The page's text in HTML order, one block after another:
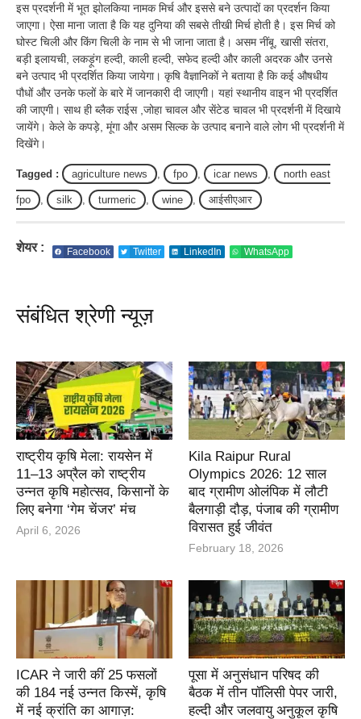
इस प्रदर्शनी में भूत झोलकिया नामक मिर्च और इससे बने उत्पादों का प्रदर्शन किया
जाएगा। ऐसा माना जाता है कि यह दुनिया की सबसे तीखी मिर्च होती है। इस मिर्च को
घोस्ट चिली और किंग चिली के नाम से भी जाना जाता है। असम नींबू, खासी संतरा,
बड़ी इलायची, लकड़ूंग हल्दी, काली हल्दी, सफेद हल्दी और काली अदरक और उनसे
बने उत्पाद भी प्रदर्शित किया जायेगा। कृषि वैज्ञानिकों ने बताया है कि कई औषधीय
पौधों और उनके फलों के बारे में जानकारी दी जाएगी। यहां स्थानीय वाइन भी प्रदर्शित
की जाएगी। साथ ही ब्लैक राईस ,जोहा चावल और सेंटेड चावल भी प्रदर्शनी में दिखाये
जायेंगे। केले के कपड़े, मूंगा और असम सिल्क के उत्पाद बनाने वाले लोग भी प्रदर्शनी में
दिखेंगे।
Tagged : agriculture news fpo icar news north east
fpo silk turmeric wine आईसीएआर
शेयर : Facebook Twitter LinkedIn WhatsApp
संबंधित श्रेणी न्यूज़
राष्ट्रीय कृषि मेला: रायसेन में
11–13 अप्रैल को राष्ट्रीय
उन्नत कृषि महोत्सव, किसानों के
लिए बनेगा ‘गेम चेंजर’ मंच
April 6, 2026
Kila Raipur Rural
Olympics 2026: 12 साल
बाद ग्रामीण ओलंपिक में लौटी
बैलगाड़ी दौड़, पंजाब की ग्रामीण
विरासत हुई जीवंत
February 18, 2026
ICAR ने जारी कीं 25 फसलों
की 184 नई उन्नत किस्में, कृषि
में नई क्रांति का आगाज़:
पूसा में अनुसंधान परिषद की
बैठक में तीन पॉलिसी पेपर जारी,
हल्दी और जलवायु अनुकूल कृषि